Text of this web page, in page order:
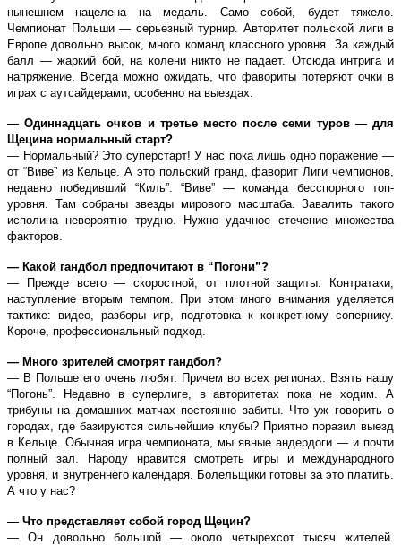
нынешнем нацелена на медаль. Само собой, будет тяжело.
Чемпионат Польши — серьезный турнир. Авторитет польской лиги в
Европе довольно высок, много команд классного уровня. За каждый
балл — жаркий бой, на колени никто не падает. Отсюда интрига и
напряжение. Всегда можно ожидать, что фавориты потеряют очки в
играх с аутсайдерами, особенно на выездах.
— Одиннадцать очков и третье место после семи туров — для
Щецина нормальный старт?
— Нормальный? Это суперстарт! У нас пока лишь одно поражение —
от “Виве” из Кельце. А это польский гранд, фаворит Лиги чемпионов,
недавно победивший “Киль”. “Виве” — команда бесспорного топ-
уровня. Там собраны звезды мирового масштаба. Завалить такого
исполина невероятно трудно. Нужно удачное стечение множества
факторов.
— Какой гандбол предпочитают в “Погони”?
— Прежде всего — скоростной, от плотной защиты. Контратаки,
наступление вторым темпом. При этом много внимания уделяется
тактике: видео, разборы игр, подготовка к конкретному сопернику.
Короче, профессиональный подход.
— Много зрителей смотрят гандбол?
— В Польше его очень любят. Причем во всех регионах. Взять нашу
“Погонь”. Недавно в суперлиге, в авторитетах пока не ходим. А
трибуны на домашних матчах постоянно забиты. Что уж говорить о
городах, где базируются сильнейшие клубы? Приятно поразил выезд
в Кельце. Обычная игра чемпионата, мы явные андердоги — и почти
полный зал. Народу нравится смотреть игры и международного
уровня, и внутреннего календаря. Болельщики готовы за это платить.
А что у нас?
— Что представляет собой город Щецин?
— Он довольно большой — около четырехсот тысяч жителей.